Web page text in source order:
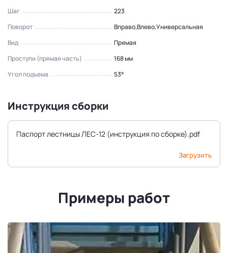
Шаг
223
Поворот
Вправо,Влево,Универсальная
Вид
Прямая
Проступи (прямая часть)
168 мм
Угол подъема
53°
Инструкция сборки
Паспорт лестницы ЛЕС-12 (инструкция по сборке).pdf
Загрузить
Примеры работ